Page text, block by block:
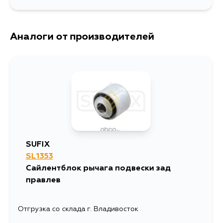
г. Владивосток,
Аналоги от производителей
SUFIX
SL1353
Сайлентблок рычага подвески зад
правлев
Отгрузка со склада г. Владивосток